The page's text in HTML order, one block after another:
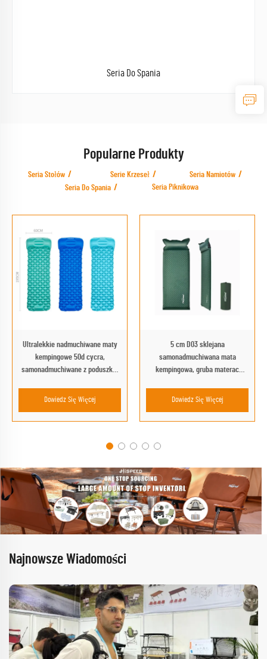
Seria Do Spania
Popularne Produkty
Seria Stołów Serie Krzeseł
Seria Namiotów
Seria Do Spania
Seria Piknikowa
Ultralekkie nadmuchiwane maty
kempingowe 50d cycra,
samonadmuchiwane z poduszką,
przygód na świeżym powietrzu
Dowiedz Się Więcej
5 cm D03 sklejana
samonadmuchiwana mata
kempingowa, gruba materac
w salonie lub w parku, mata do
Dowiedz Się Więcej
Najnowsze Wiadomości